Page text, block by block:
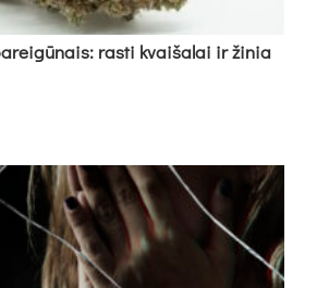
ras­ti kvai­ša­lai ir ži­nia